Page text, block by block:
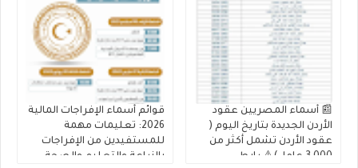
📰 أسماء المصريين عقود
الأردن الجديدة بتاريخ اليوم (
عقود الأردن تشمل أكثر من
3,000 عامل)⚠️ رابط
قوائم أسماء الإفراجات المالية
2026: تعليمات مهمة
للمستفيدين من الإفراجات
بالزراعة والتعليم والصحة